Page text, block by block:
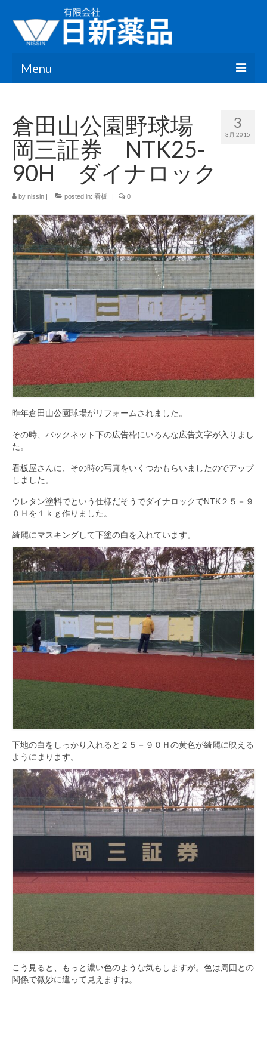
Menu
会社情報
お知らせ
ブログ
3
3月 2015
倉田山公園野球場
岡三証券 NTK25-
90H ダイナロック
by nissin | posted in: 看板 | 0
昨年倉田山公園球場がリフォームされました。
その時、バックネット下の広告枠にいろんな広告文字が入りまし
た。
看板屋さんに、その時の写真をいくつかもらいましたのでアップ
しました。
ウレタン塗料でという仕様だそうでダイナロックでNTK２５－９
０Ｈを１ｋｇ作りました。
綺麗にマスキングして下塗の白を入れています。
下地の白をしっかり入れると２５－９０Ｈの黄色が綺麗に映える
ようにまります。
こう見ると、もっと濃い色のような気もしますが。色は周囲との
関係で微妙に違って見えますね。